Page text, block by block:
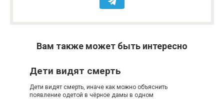
Вам также может быть интересно
Дети видят смерть
Дети видят смерть, иначе как можно объяснить
появление одетой в чёрное дамы в одном